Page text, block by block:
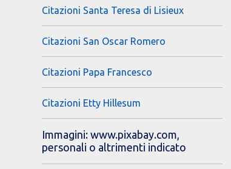
Citazioni Santa Teresa di Lisieux
Citazioni San Oscar Romero
Citazioni Papa Francesco
Citazioni Etty Hillesum
Immagini: www.pixabay.com,
personali o altrimenti indicato